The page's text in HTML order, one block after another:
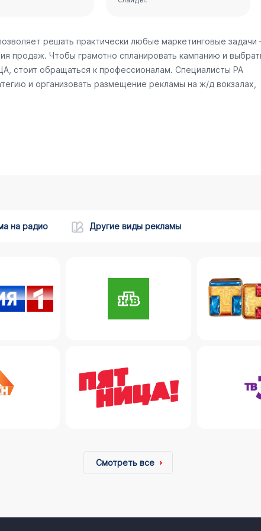
решать практически любые маркетинговые
продаж. Чтобы грамотно спланировать кампанию и
стоит обращаться к профессионалам. Специалисты РА
и организовать размещение рекламы на ж/д вокзалах,
на радио Другие виды рекламы
Смотреть все